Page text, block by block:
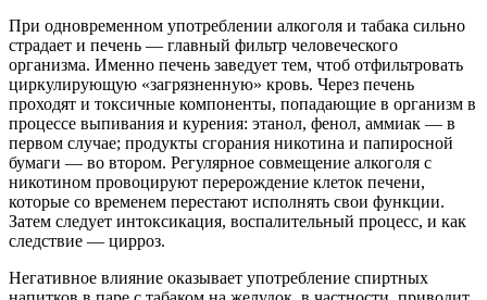
При одновременном употреблении алкоголя и табака сильно
страдает и печень — главный фильтр человеческого
организма. Именно печень заведует тем, чтоб отфильтровать
циркулирующую «загрязненную» кровь. Через печень
проходят и токсичные компоненты, попадающие в организм в
процессе выпивания и курения: этанол, фенол, аммиак — в
первом случае; продукты сгорания никотина и папиросной
бумаги — во втором. Регулярное совмещение алкоголя с
никотином провоцируют перерождение клеток печени,
которые со временем перестают исполнять свои функции.
Затем следует интоксикация, воспалительный процесс, и как
следствие — цирроз.
Негативное влияние оказывает употребление спиртных